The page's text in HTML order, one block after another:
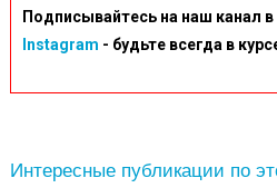
Подписывайтесь на наш канал в
Instagram - будьте всегда в
Интересные публикации по